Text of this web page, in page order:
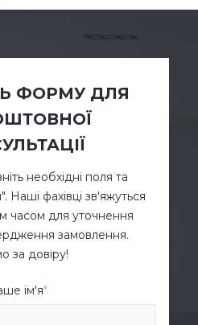
ФОРМУ ДЛЯ
необхідні поля та
Наші фахівці зв'яжуться
часом для уточнення
замовлення.
за довіру!
ім'я*